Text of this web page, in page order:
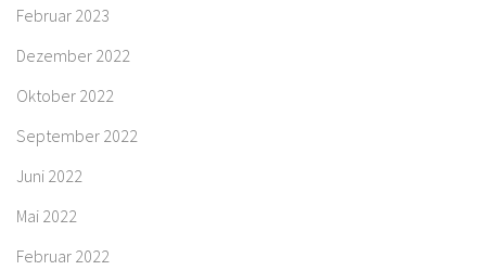
Februar 2023
Dezember 2022
Oktober 2022
September 2022
Juni 2022
Mai 2022
Februar 2022